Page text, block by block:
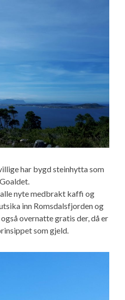
har bygd steinhytta som
nyte medbrakt kaffi og
inn Romsdalsfjorden og
overnatte gratis der, då er
som gjeld.